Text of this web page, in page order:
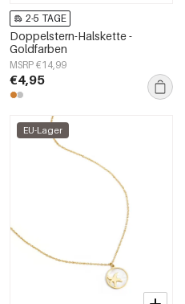
2-5 TAGE
Doppelstern-Halskette -
Goldfarben
MSRP €14,99
€4,95
EU-Lager